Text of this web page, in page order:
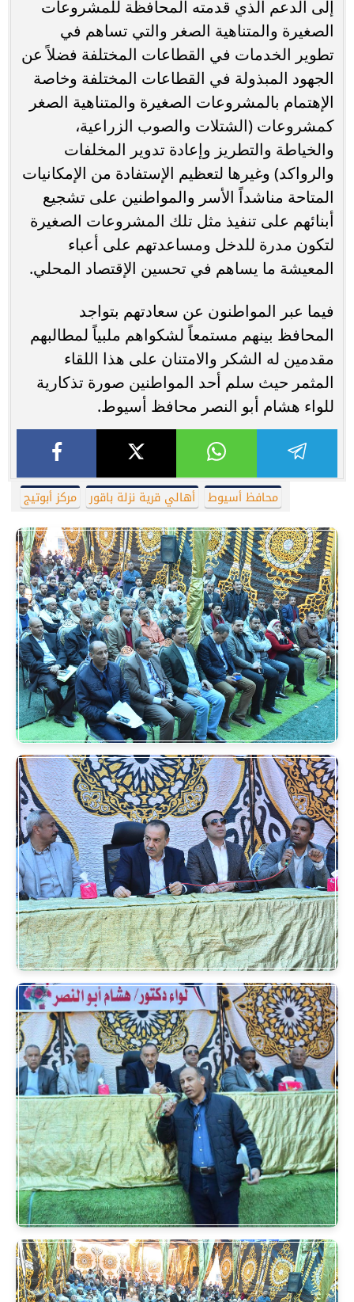
إلى الدعم الذي قدمته المحافظة للمشروعات
الصغيرة والمتناهية الصغر والتي تساهم في
تطوير الخدمات في القطاعات المختلفة فضلاً عن
الجهود المبذولة في القطاعات المختلفة وخاصة
الإهتمام بالمشروعات الصغيرة والمتناهية الصغر
كمشروعات (الشتلات والصوب الزراعية،
والخياطة والتطريز وإعادة تدوير المخلفات
والرواكد) وغيرها لتعظيم الإستفادة من الإمكانيات
المتاحة مناشداً الأسر والمواطنين على تشجيع
أبنائهم على تنفيذ مثل تلك المشروعات الصغيرة
لتكون مدرة للدخل ومساعدتهم على أعباء
المعيشة ما يساهم في تحسين الإقتصاد المحلي.
فيما عبر المواطنون عن سعادتهم بتواجد
المحافظ بينهم مستمعاً لشكواهم ملبياً لمطالبهم
مقدمين له الشكر والامتنان على هذا اللقاء
المثمر حيث سلم أحد المواطنين صورة تذكارية
للواء هشام أبو النصر محافظ أسيوط.
محافظ أسيوط أهالي قرية نزلة باقور مركز أبوتيج